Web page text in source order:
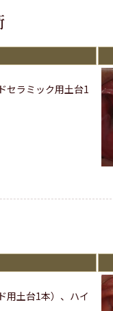
セラミック用土台1
用土台1本）、ハイ